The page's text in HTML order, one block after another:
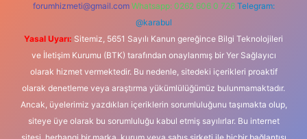
forumhizmeti@gmail.com Whatsapp: 0262 606 0 726 Telegram:
@karabul
Yasal Uyarı: Sitemiz, 5651 Sayılı Kanun gereğince Bilgi Teknolojileri
ve İletişim Kurumu (BTK) tarafından onaylanmış bir Yer Sağlayıcı
olarak hizmet vermektedir. Bu nedenle, sitedeki içerikleri proaktif
olarak denetleme veya araştırma yükümlülüğümüz bulunmamaktadır.
Ancak, üyelerimiz yazdıkları içeriklerin sorumluluğunu taşımakta olup,
siteye üye olarak bu sorumluluğu kabul etmiş sayılırlar. Bu internet